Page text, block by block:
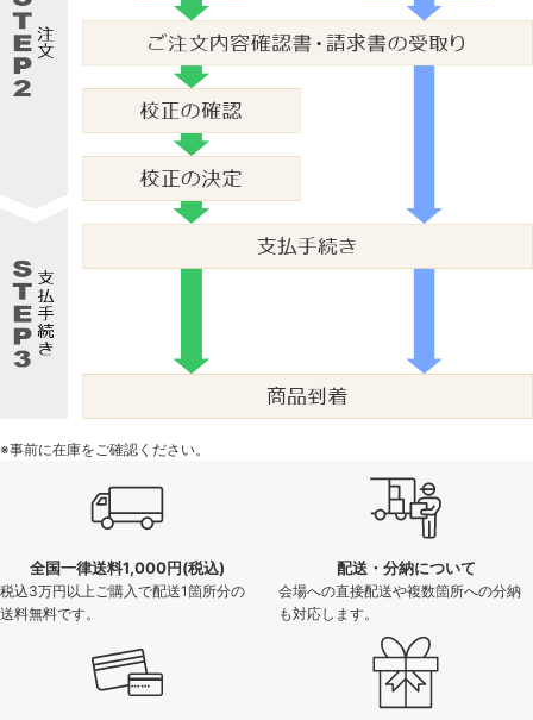
※事前に在庫をご確認ください。
全国一律送料1,000円(税込)
税込3万円以上ご購入で配送1箇所分の
送料無料です。
配送・分納について
会場への直接配送や複数箇所への分納
も対応します。